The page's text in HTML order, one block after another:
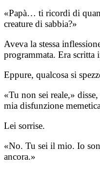
«Papà… ti ricordi di
creature di sabbia?»
Aveva la stessa
programmata. Era
Eppure, qualcosa si
«Tu non sei reale,»
mia disfunzione
Lei sorrise.
«No. Tu sei il mio. Io
ancora.»